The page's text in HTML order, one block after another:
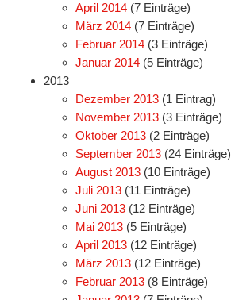
April 2014 (7 Einträge)
März 2014 (7 Einträge)
Februar 2014 (3 Einträge)
Januar 2014 (5 Einträge)
2013
Dezember 2013 (1 Eintrag)
November 2013 (3 Einträge)
Oktober 2013 (2 Einträge)
September 2013 (24 Einträge)
August 2013 (10 Einträge)
Juli 2013 (11 Einträge)
Juni 2013 (12 Einträge)
Mai 2013 (5 Einträge)
April 2013 (12 Einträge)
März 2013 (12 Einträge)
Februar 2013 (8 Einträge)